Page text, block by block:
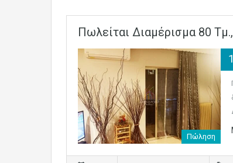
Πωλείται Διαμέρισμα 80
Πώληση